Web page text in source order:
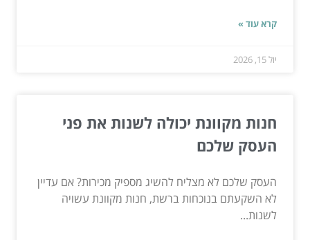
קרא עוד »
יול 15, 2026
חנות מקוונת יכולה לשנות את פני
העסק שלכם
העסק שלכם לא מצליח להשיג מספיק מכירות? אם עדיין
לא השקעתם בנוכחות ברשת, חנות מקוונת עשויה
לשנות...